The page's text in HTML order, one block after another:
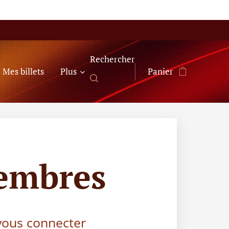
Mes billets Plus
Rechercher
Panier
connecter